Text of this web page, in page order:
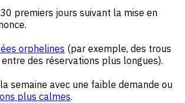
premiers jours suivant la mise en
orphelines (par exemple, des trous
des réservations plus longues).
semaine avec une faible demande ou
plus calmes.